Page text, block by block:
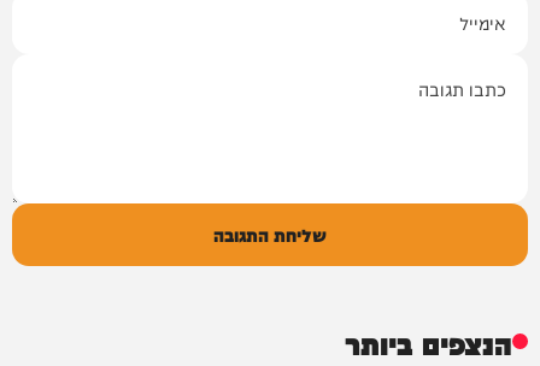
שליחת התגובה
הנצפים ביותר